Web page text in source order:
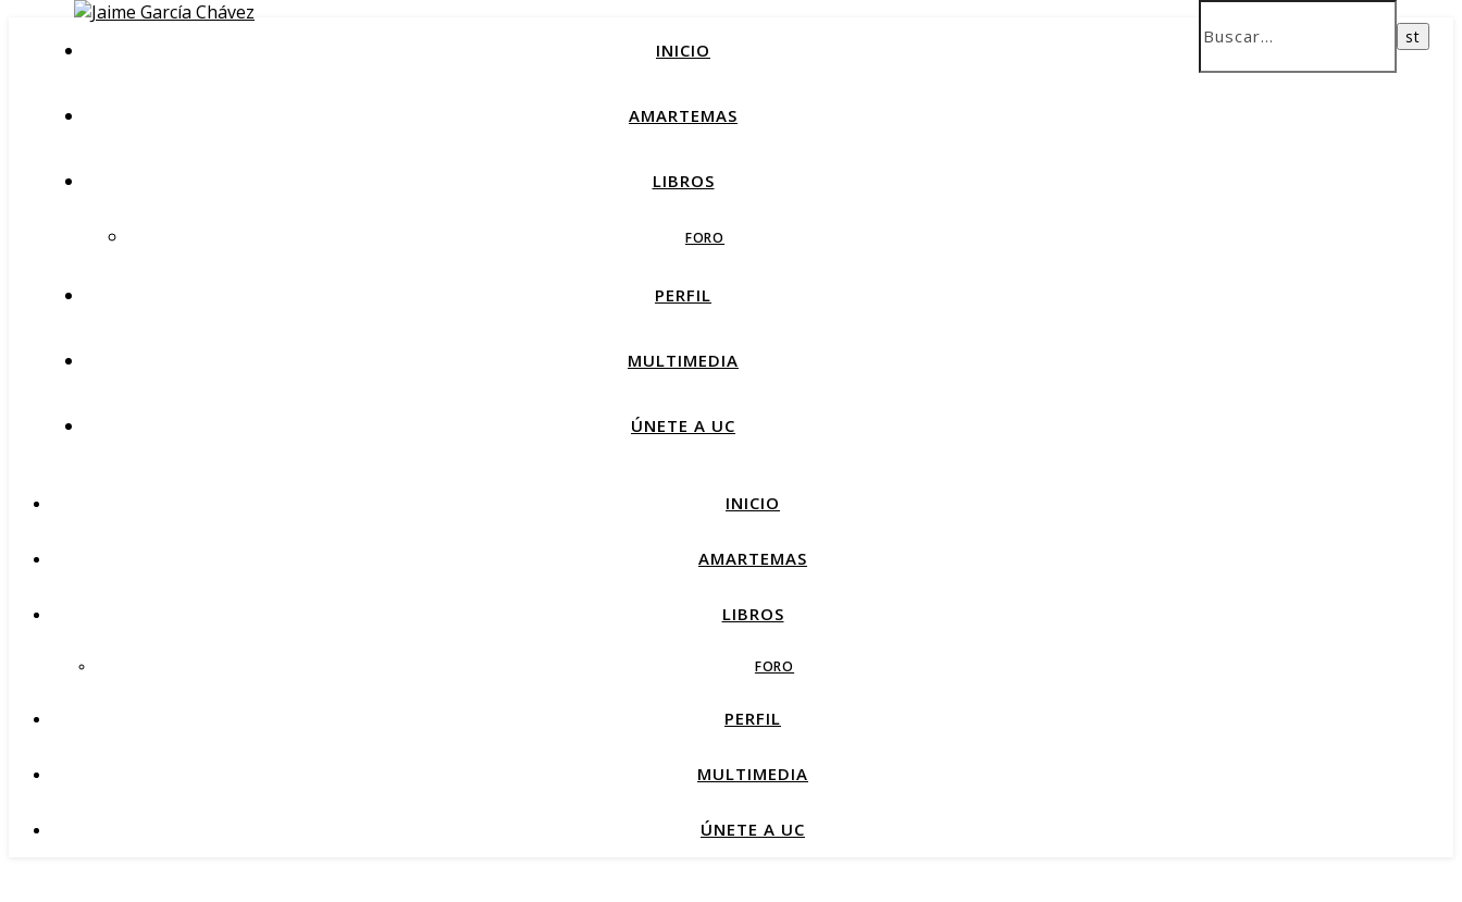
INICIO
AMARTEMAS
LIBROS
FORO
PERFIL
MULTIMEDIA
ÚNETE A UC
INICIO
AMARTEMAS
LIBROS
FORO
PERFIL
MULTIMEDIA
ÚNETE A UC